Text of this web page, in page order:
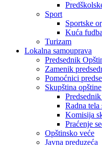
Sport
Sportske
Kuća
Turizam
Lokalna samouprava
Predsednik
Zamenik
Pomoćnici
Skupština opštine
Radna tela
Komisija
Praćenje
Opštinsko veće
Javna preduzeća